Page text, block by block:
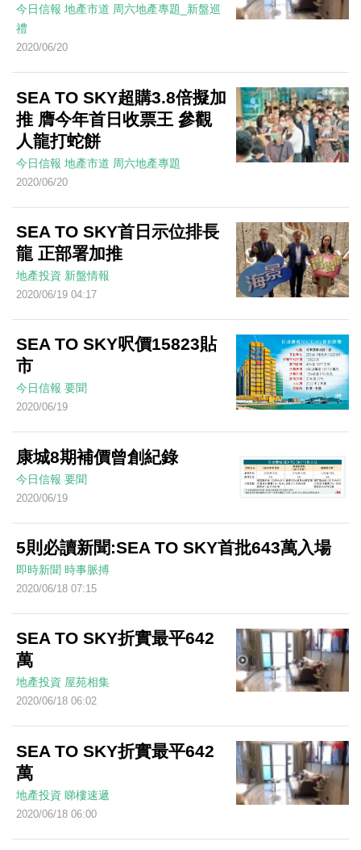
今日信報 地產市道 周六地產專題_新盤巡
禮
2020/06/20
SEA TO SKY超購3.8倍擬加
推 膺今年首日收票王 參觀
人龍打蛇餅
今日信報 地產市道 周六地產專題
2020/06/20
SEA TO SKY首日示位排長
龍 正部署加推
地產投資 新盤情報
2020/06/19 04:17
SEA TO SKY呎價15823貼
市
今日信報 要聞
2020/06/19
康城8期補價曾創紀錄
今日信報 要聞
2020/06/19
5則必讀新聞:SEA TO SKY首批643萬入場
即時新聞 時事脈搏
2020/06/18 07:15
SEA TO SKY折實最平642
萬
地產投資 屋苑相集
2020/06/18 06:02
SEA TO SKY折實最平642
萬
地產投資 睇樓速遞
2020/06/18 06:00